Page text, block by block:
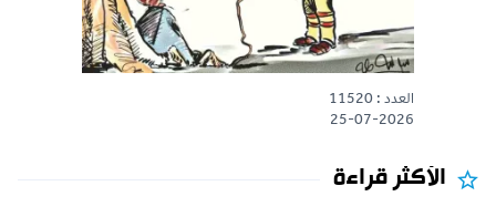
العدد : 11520
25-07-2026
الأكثر قراءة